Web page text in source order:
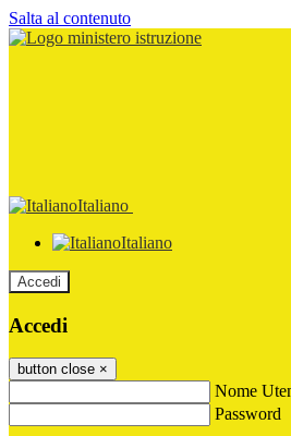
Salta al contenuto
Italiano
Italiano
Accedi
Accedi
button close ×
Nome
Password